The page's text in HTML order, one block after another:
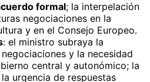
formal; la interpelación
negociaciones en la
y en el Consejo Europeo.
: el ministro subraya la
y la necesidad
central y autonómico; la
urgencia de respuestas